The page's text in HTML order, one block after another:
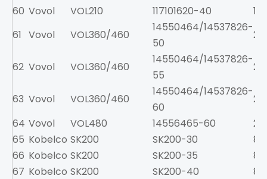
60 Vovol VOL210 117101620-40
11.5
61
Vovol VOL360/460
14550464/14537826-
50
23
62 Vovol VOL360/460
14550464/14537826-
55
23
63 Vovol VOL360/460
14550464/14537826-
60
23
64 Vovol VOL480 14556465-60
26
65 Kobelco SK200 SK200-30
8.5
66 Kobelco SK200 SK200-35
8.5
67 Kobelco SK200 SK200-40
8.5